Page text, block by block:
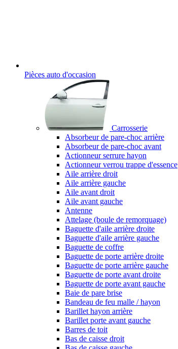
Pièces auto d'occasion
Carrosserie
Absorbeur de pare-choc arrière
Absorbeur de pare-choc avant
Actionneur serrure hayon
Actionneur verrou trappe d'essence
Aile arrière droit
Aile arrière gauche
Aile avant droit
Aile avant gauche
Antenne
Attelage (boule de remorquage)
Baguette d'aile arrière droite
Baguette d'aile arrière gauche
Baguette de coffre
Baguette de porte arrière droite
Baguette de porte arrière gauche
Baguette de porte avant droite
Baguette de porte avant gauche
Baie de pare brise
Bandeau de feu malle / hayon
Barillet hayon arrière
Barillet porte avant gauche
Barres de toit
Bas de caisse droit